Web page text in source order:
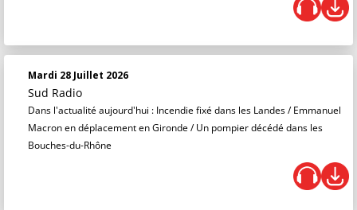
Mardi 28 Juillet 2026
Sud Radio
Dans l'actualité aujourd'hui : Incendie fixé dans les Landes / Emmanuel
Macron en déplacement en Gironde / Un pompier décédé dans les
Bouches-du-Rhône